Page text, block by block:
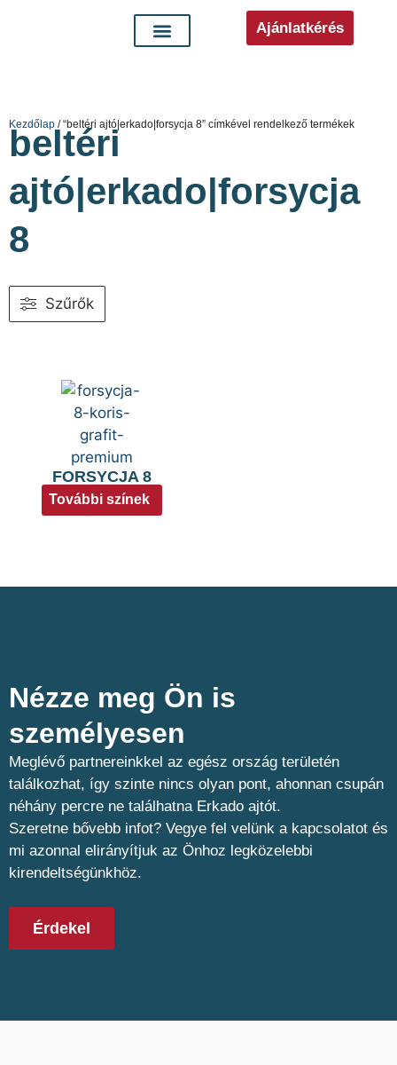
Ajánlatkérés
Kezdőlap / “beltéri ajtó|erkado|forsycja 8” címkével rendelkező termékek
beltéri
ajtó|erkado|forsycja
8
Szűrők
FORSYCJA 8
További színek
Nézze meg Ön is
személyesen​
Meglévő partnereinkkel az egész ország területén
találkozhat, így szinte nincs olyan pont, ahonnan csupán
néhány percre ne találhatna Erkado ajtót.
Szeretne bővebb infot? Vegye fel velünk a kapcsolatot és
mi azonnal elirányítjuk az Önhoz legközelebbi
kirendeltségünkhöz.
Érdekel